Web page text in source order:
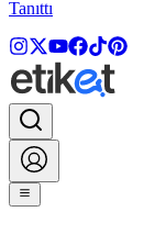
Tanıttı